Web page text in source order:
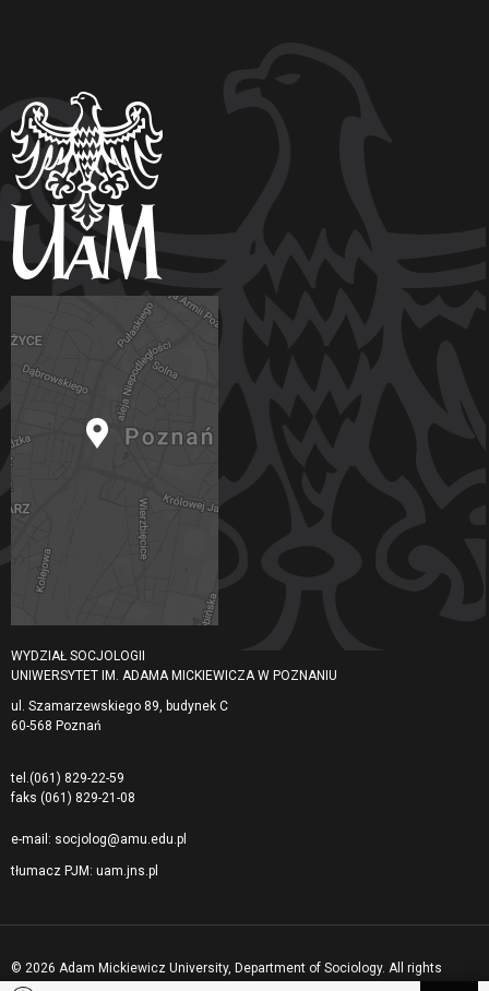
WYDZIAŁ SOCJOLOGII
UNIWERSYTET IM. ADAMA MICKIEWICZA W POZNANIU
ul. Szamarzewskiego 89, budynek C
60-568 Poznań
tel.(061) 829-22-59
faks (061) 829-21-08
e-mail: socjolog@amu.edu.pl
tłumacz PJM: uam.jns.pl
© 2026 Adam Mickiewicz University, Department of Sociology. All rights
reserved